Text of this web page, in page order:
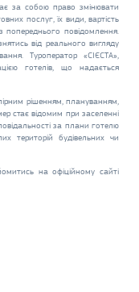
за собою право змінювати
послуг, їх види, вартість
повідомлення.
від реального вигляду
Туроператор «СІЄСТА»,
готелів, що надається
рішенням, плануванням,
стає відомим при заселенні
за плани готелю
територій будівельних чи
на офіційному сайті